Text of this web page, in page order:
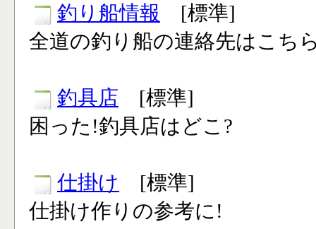
釣り船情報 [標準]
全道の釣り船の連絡先はこち
釣具店 [標準]
困った!釣具店はどこ?
仕掛け [標準]
仕掛け作りの参考に!